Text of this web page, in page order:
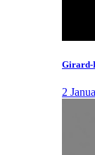
Girard-
2